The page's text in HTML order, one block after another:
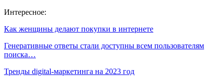
Интересное:
Как женщины делают покупки в интернете
Генеративные ответы стали доступны всем пользователям
поиска…
Тренды digital-маркетинга на 2023 год